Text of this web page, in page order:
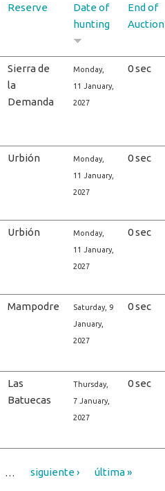
Reserve
Date of
hunting
End of
Auction
Sierra de
la
Demanda
Monday,
11 January,
2027
0 sec
Urbión
Monday,
11 January,
2027
0 sec
Urbión
Monday,
11 January,
2027
0 sec
Mampodre
Saturday, 9
January,
2027
0 sec
Las
Batuecas
Thursday,
7 January,
2027
0 sec
siguiente › última »